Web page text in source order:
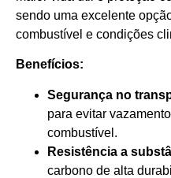
sendo uma excelente
combustível e condições
Benefícios:
Segurança no
para evitar
combustível.
Resistência a
carbono de alta